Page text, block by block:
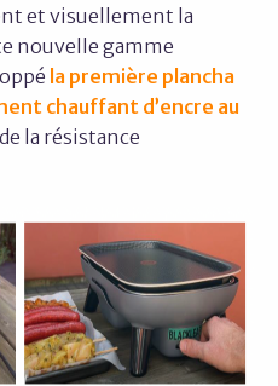
et visuellement la
nouvelle gamme
la première plancha
chauffant d’encre au
la résistance